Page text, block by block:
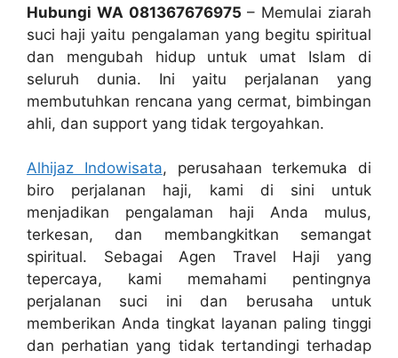
Hubungi WA 081367676975 – Memulai ziarah
suci haji yaitu pengalaman yang begitu spiritual
dan mengubah hidup untuk umat Islam di
seluruh dunia. Ini yaitu perjalanan yang
membutuhkan rencana yang cermat, bimbingan
ahli, dan support yang tidak tergoyahkan.
Alhijaz Indowisata, perusahaan terkemuka di
biro perjalanan haji, kami di sini untuk
menjadikan pengalaman haji Anda mulus,
terkesan, dan membangkitkan semangat
spiritual. Sebagai Agen Travel Haji yang
tepercaya, kami memahami pentingnya
perjalanan suci ini dan berusaha untuk
memberikan Anda tingkat layanan paling tinggi
dan perhatian yang tidak tertandingi terhadap